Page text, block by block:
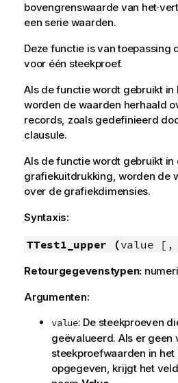
bovengrenswaarde van
een serie waarden.
Deze functie is van toepassing
voor één steekproef.
Als de functie wordt gebruikt
worden de waarden herhaald
records, zoals gedefinieerd
clausule.
Als de functie wordt gebruikt in
grafiekuitdrukking, worden de
over de grafiekdimensies.
Syntaxis:
TTest1_upper (value [,
Retourgegevenstypen:
Argumenten:
value: De steekproeven
geëvalueerd. Als er geen
steekproefwaarden in
opgegeven, krijgt het